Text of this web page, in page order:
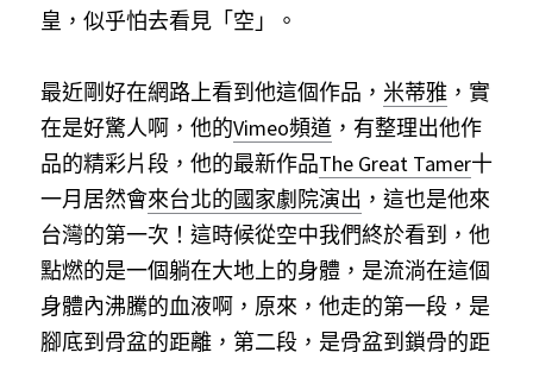
皇，似乎怕去看見「空」。
最近剛好在網路上看到他這個作品， 米蒂雅 ，實
在是好驚人啊，他的Vimeo頻道 ，有整理出他作
品的精彩片段，他的最新作品The Great Tamer十
一月居然會來台北的國家劇院演出 ，這也是他來
台灣的第一次！這時候從空中我們終於看到，他
點燃的是一個躺在大地上的身體，是流淌在這個
身體內沸騰的血液啊，原來，他走的第一段，是
腳底到骨盆的距離，第二段，是骨盆到鎖骨的距